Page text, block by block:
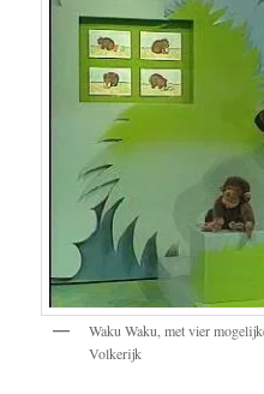
Waku Waku, met vier
Volkerijk